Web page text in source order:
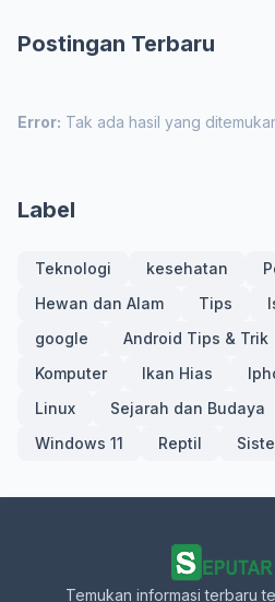
Postingan Terbaru
Error: Tak ada hasil yang
Label
Teknologi kesehatan
Hewan dan Alam
Tips
google
Android Tips & Trik
Komputer
Ikan Hias
Linux
Sejarah dan Budaya
Windows 11
Reptil
Temukan informasi terbaru